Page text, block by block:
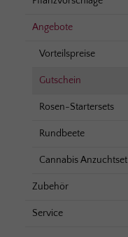
Angebote
Vorteilspreise
Gutschein
Rosen-Startersets
Rundbeete
Cannabis Anzuchtset
Zubehör
Service